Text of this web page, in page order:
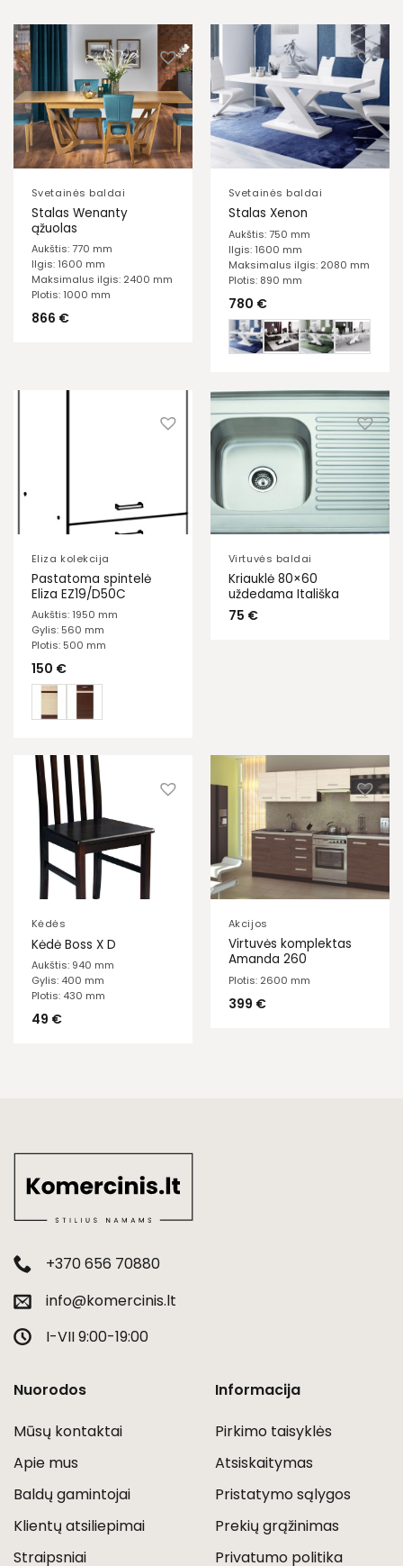
Svetainės baldai
Stalas Wenanty
ąžuolas
Aukštis: 770 mm
Ilgis: 1600 mm
Maksimalus ilgis: 2400 mm
Plotis: 1000 mm
866 €
Svetainės baldai
Stalas Xenon
Aukštis: 750 mm
Ilgis: 1600 mm
Maksimalus ilgis: 2080 mm
Plotis: 890 mm
780 €
Eliza kolekcija
Pastatoma spintelė
Eliza EZ19/D50C
Aukštis: 1950 mm
Gylis: 560 mm
Plotis: 500 mm
150 €
Virtuvės baldai
Kriauklė 80×60
uždedama Itališka
75 €
Kėdės
Kėdė Boss X D
Aukštis: 940 mm
Gylis: 400 mm
Plotis: 430 mm
49 €
Akcijos
Virtuvės komplektas
Amanda 260
Plotis: 2600 mm
399 €
+370 656 70880
info@komercinis.lt
I-VII 9:00-19:00
Nuorodos
Mūsų kontaktai
Apie mus
Baldų gamintojai
Klientų atsiliepimai
Straipsniai
Informacija
Pirkimo taisyklės
Atsiskaitymas
Pristatymo sąlygos
Prekių grąžinimas
Privatumo politika